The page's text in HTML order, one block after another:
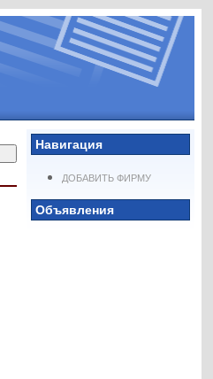
Навигация
ДОБАВИТЬ ФИРМУ
Объявления